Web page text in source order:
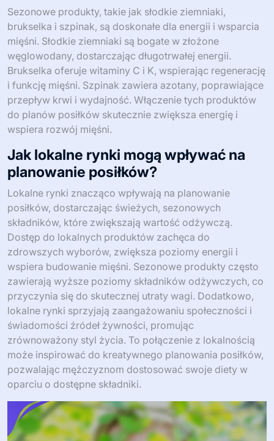
Sezonowe produkty, takie jak słodkie ziemniaki,
brukselka i szpinak, są doskonałe dla energii i wsparcia
mięśni. Słodkie ziemniaki są bogate w złożone
węglowodany, dostarczając długotrwałej energii.
Brukselka oferuje witaminy C i K, wspierając regenerację
i funkcję mięśni. Szpinak zawiera azotany, poprawiające
przepływ krwi i wydajność. Włączenie tych produktów
do planów posiłków skutecznie zwiększa energię i
wspiera rozwój mięśni.
Jak lokalne rynki mogą wpływać na
planowanie posiłków?
Lokalne rynki znacząco wpływają na planowanie
posiłków, dostarczając świeżych, sezonowych
składników, które zwiększają wartość odżywczą.
Dostęp do lokalnych produktów zachęca do
zdrowszych wyborów, zwiększa poziomy energii i
wspiera budowanie mięśni. Sezonowe produkty często
zawierają wyższe poziomy składników odżywczych, co
przyczynia się do skutecznej utraty wagi. Dodatkowo,
lokalne rynki sprzyjają zaangażowaniu społeczności i
świadomości źródeł żywności, promując
zrównoważony styl życia. To połączenie z lokalnością
może inspirować do kreatywnego planowania posiłków,
pozwalając mężczyznom dostosować swoje diety w
oparciu o dostępne składniki.